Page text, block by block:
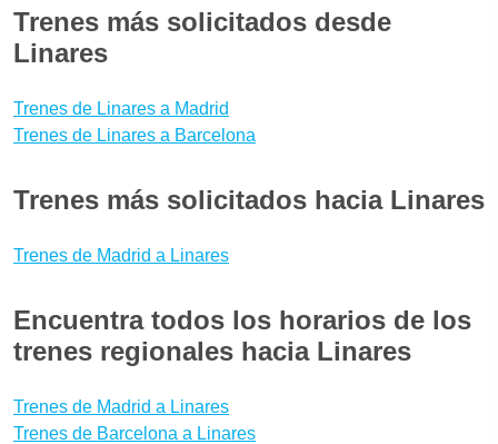
Trenes más solicitados desde
Linares
Trenes de Linares a Madrid
Trenes de Linares a Barcelona
Trenes más solicitados hacia Linares
Trenes de Madrid a Linares
Encuentra todos los horarios de los
trenes regionales hacia Linares
Trenes de Madrid a Linares
Trenes de Barcelona a Linares